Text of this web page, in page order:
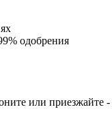
одобрения
или приезжайте -